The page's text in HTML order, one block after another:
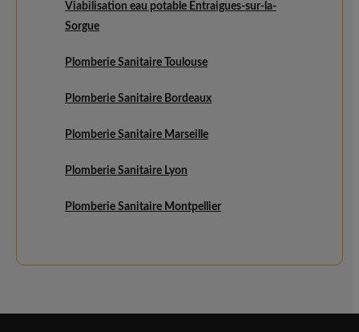
Viabilisation eau potable Entraigues-sur-la-
Sorgue
Plomberie Sanitaire Toulouse
Plomberie Sanitaire Bordeaux
Plomberie Sanitaire Marseille
Plomberie Sanitaire Lyon
Plomberie Sanitaire Montpellier